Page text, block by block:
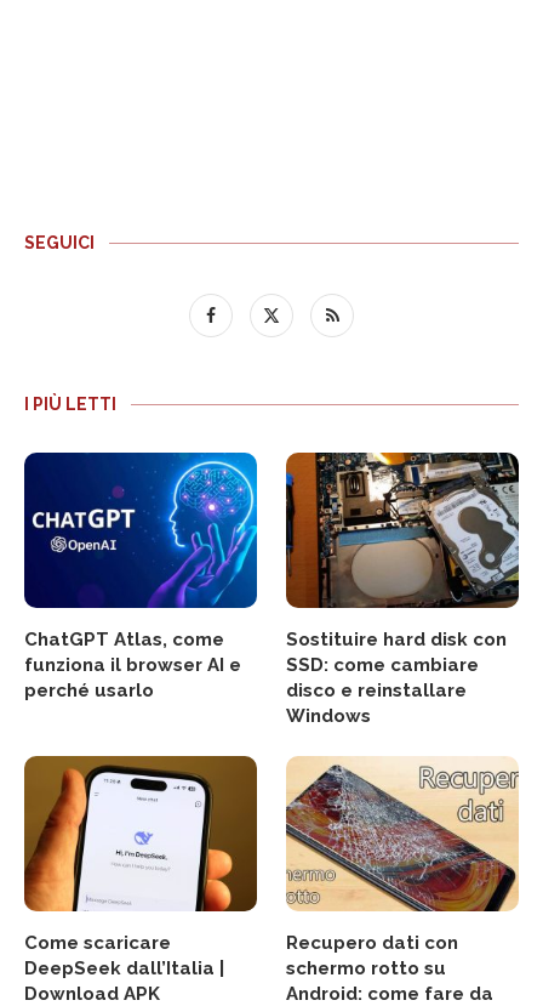
SEGUICI
I PIÙ LETTI
ChatGPT Atlas, come
funziona il browser AI e
perché usarlo
Sostituire hard disk con
SSD: come cambiare
disco e reinstallare
Windows
Come scaricare
DeepSeek dall’Italia |
Download APK
Recupero dati con
schermo rotto su
Android: come fare da